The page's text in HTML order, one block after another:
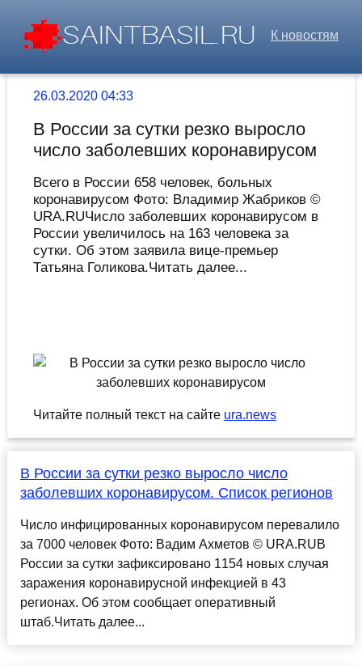
К новостям
26.03.2020 04:33
В России за сутки резко выросло
число заболевших коронавирусом
Всего в России 658 человек, больных
коронавирусом Фото: Владимир Жабриков ©
URA.RUЧисло заболевших коронавирусом в
России увеличилось на 163 человека за
сутки. Об этом заявила вице-премьер
Татьяна Голикова.Читать далее...
Читайте полный текст на сайте ura.news
В России за сутки резко выросло число
заболевших коронавирусом. Список регионов
Число инфицированных коронавирусом перевалило
за 7000 человек Фото: Вадим Ахметов © URA.RUВ
России за сутки зафиксировано 1154 новых случая
заражения коронавирусной инфекцией в 43
регионах. Об этом сообщает оперативный
штаб.Читать далее...